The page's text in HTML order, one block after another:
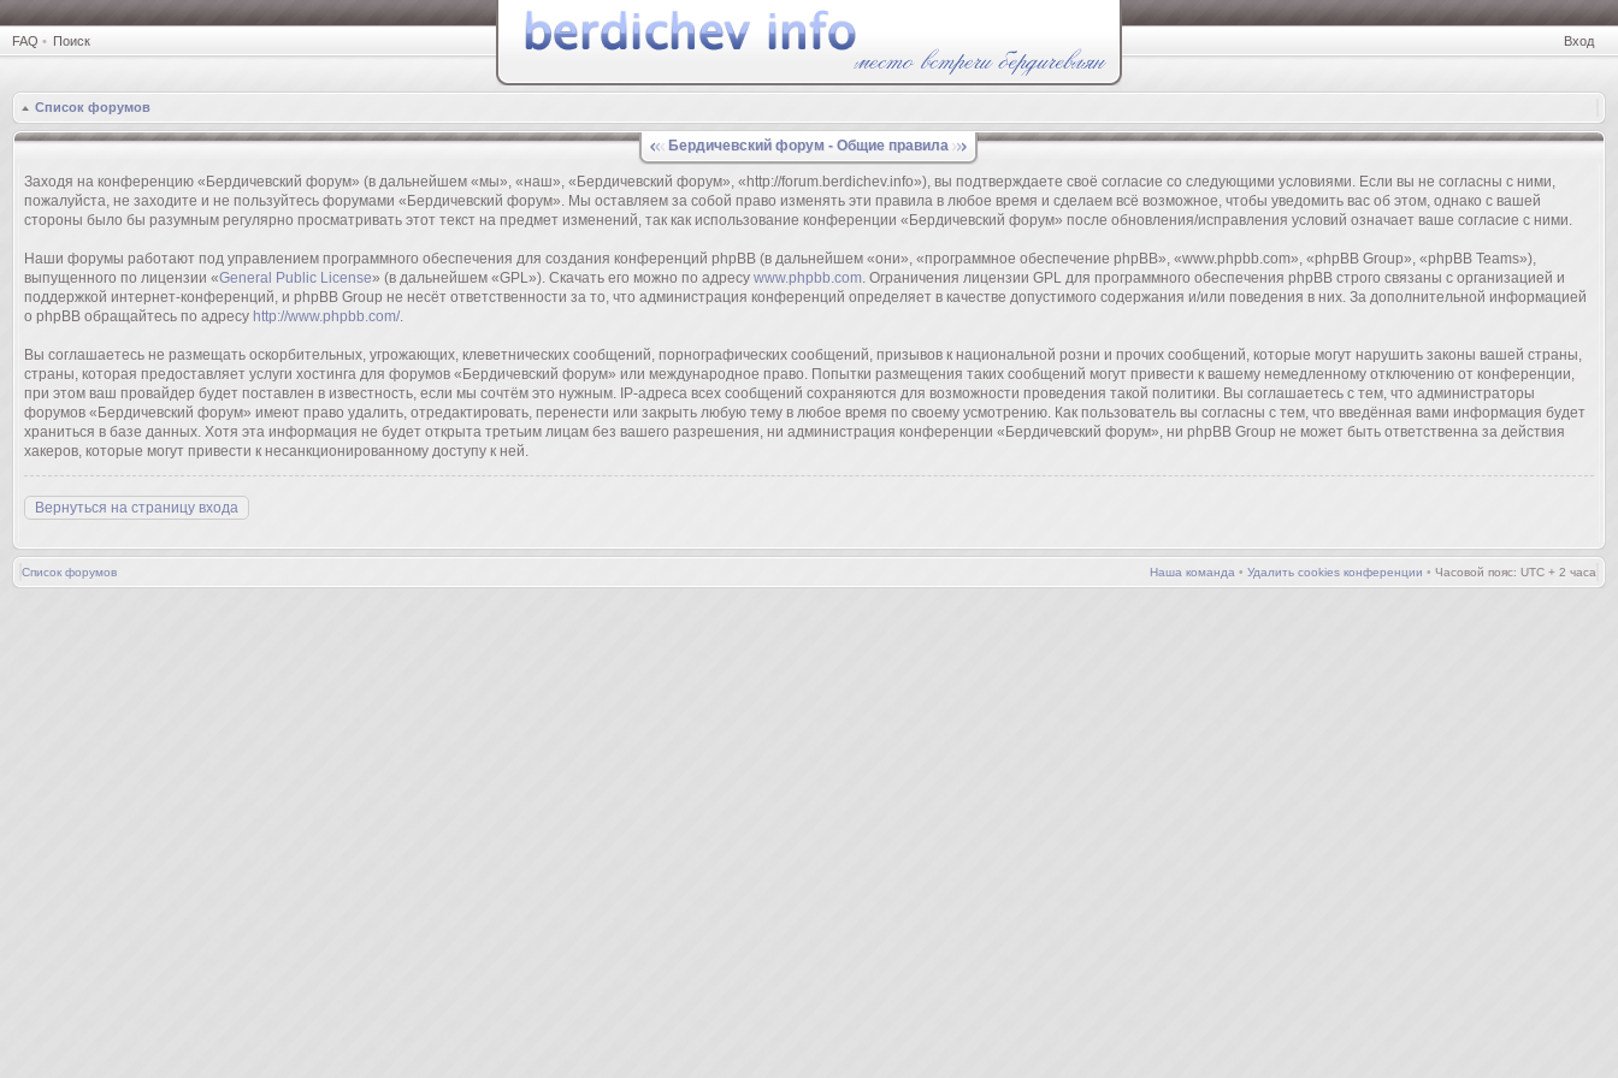
FAQ • Поиск Вход
Список форумов
Бердичевский форум - Общие правила
Заходя на конференцию «Бердичевский форум» (в дальнейшем «мы», «наш», «Бердичевский форум», «http://forum.berdichev.info»), вы подтверждаете своё согласие со следующими условиями. Если вы не согласны с ними,
пожалуйста, не заходите и не пользуйтесь форумами «Бердичевский форум». Мы оставляем за собой право изменять эти правила в любое время и сделаем всё возможное, чтобы уведомить вас об этом, однако с вашей
стороны было бы разумным регулярно просматривать этот текст на предмет изменений, так как использование конференции «Бердичевский форум» после обновления/исправления условий означает ваше согласие с ними.
Наши форумы работают под управлением программного обеспечения для создания конференций phpBB (в дальнейшем «они», «программное обеспечение phpBB», «www.phpbb.com», «phpBB Group», «phpBB Teams»),
выпущенного по лицензии «General Public License» (в дальнейшем «GPL»). Скачать его можно по адресу www.phpbb.com. Ограничения лицензии GPL для программного обеспечения phpBB строго связаны с организацией и
поддержкой интернет-конференций, и phpBB Group не несёт ответственности за то, что администрация конференций определяет в качестве допустимого содержания и/или поведения в них. За дополнительной информацией
о phpBB обращайтесь по адресу http://www.phpbb.com/.
Вы соглашаетесь не размещать оскорбительных, угрожающих, клеветнических сообщений, порнографических сообщений, призывов к национальной розни и прочих сообщений, которые могут нарушить законы вашей страны,
страны, которая предоставляет услуги хостинга для форумов «Бердичевский форум» или международное право. Попытки размещения таких сообщений могут привести к вашему немедленному отключению от конференции,
при этом ваш провайдер будет поставлен в известность, если мы сочтём это нужным. IP-адреса всех сообщений сохраняются для возможности проведения такой политики. Вы соглашаетесь с тем, что администраторы
форумов «Бердичевский форум» имеют право удалить, отредактировать, перенести или закрыть любую тему в любое время по своему усмотрению. Как пользователь вы согласны с тем, что введённая вами информация будет
храниться в базе данных. Хотя эта информация не будет открыта третьим лицам без вашего разрешения, ни администрация конференции «Бердичевский форум», ни phpBB Group не может быть ответственна за действия
хакеров, которые могут привести к несанкционированному доступу к ней.
Вернуться на страницу входа
Список форумов Наша команда • Удалить cookies конференции • Часовой пояс: UTC + 2 часа